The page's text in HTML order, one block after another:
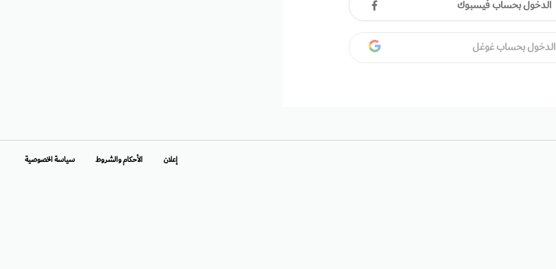
الدخول بحساب فيسبوك
الدخول بحساب غوغل
إعلان الأحكام والشروط سياسة الخصوصية